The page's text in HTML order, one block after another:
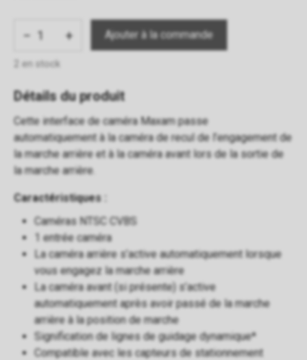
− +
2 en stock
Détails du produit
Cette interface de caméra Maxam passe
automatiquement à la caméra de recul de l’engagement de
la marche arrière et à la caméra avant lors de la sortie de
la marche arrière.
Caractéristiques :
Caméras NTSC CVBS
1 entrée caméra
La caméra arrière s’active automatiquement lorsque
vous engagez la marche arrière
La caméra avant (si présente) s’active
automatiquement après avoir passé de la marche
arrière à la position de marche
Signification de lignes de guidage dynamique*
Compatible avec les capteurs de stationnement